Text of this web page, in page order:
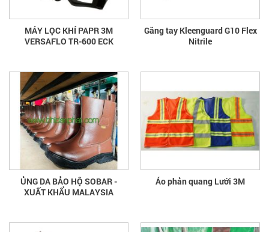
MÁY LỌC KHÍ PAPR 3M
VERSAFLO TR-600 ECK
Găng tay Kleenguard G10 Flex
Nitrile
ỦNG DA BẢO HỘ SOBAR -
XUẤT KHẨU MALAYSIA
Áo phản quang Lưới 3M